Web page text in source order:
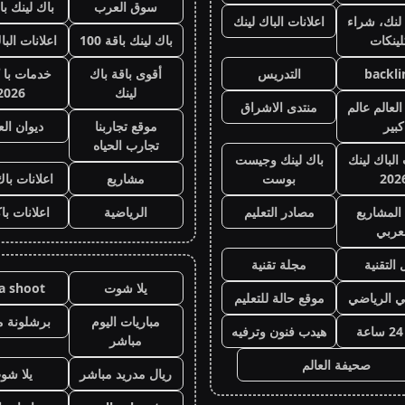
شراء
اعلانات الباك لينك
التدريس
عالم
كبير
منتدى الاشراق
الباك لينك
باك لينك وجيست
بوست
مصادر التعليم
التقنية
مجلة تقنية
الرياضي
موقع حالة للتعليم
هيدب فنون وترفيه
صحيفة العالم
سوق العرب
باك لينك
باك لينك باقة 100
اعلانات
أقوى باقة باك
لينك
خدمات با
موقع تجاربنا
تجارب الحياه
ديوان
مشاريع
اعلانات
الرياضية
اعلانات
يلا شوت
shoot
مباريات اليوم
مباشر
برشلونة
ريال مدريد مباشر
يلا